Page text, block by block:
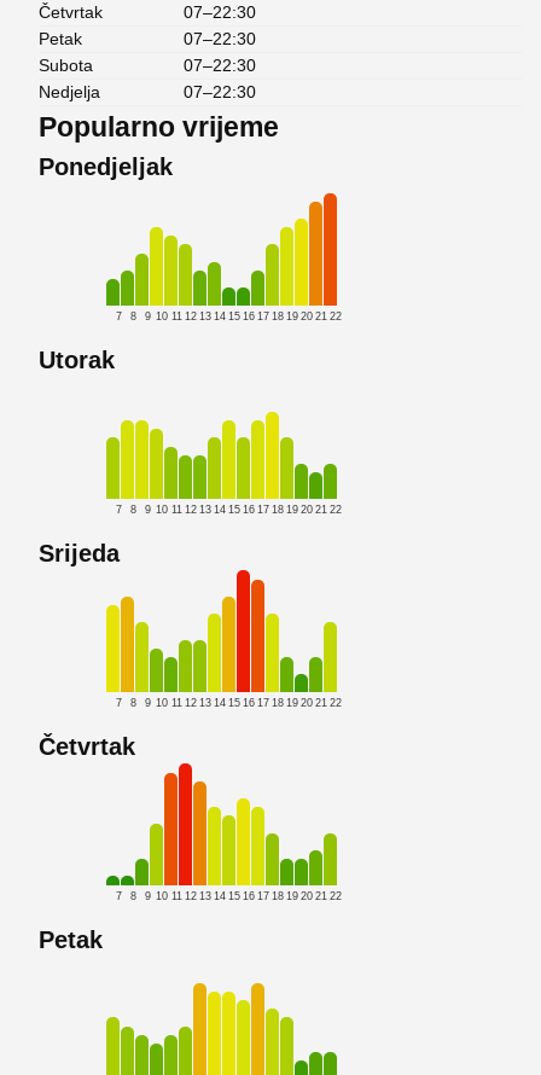
Četvrtak
07–22:30
Petak
07–22:30
Subota
07–22:30
Nedjelja
07–22:30
Popularno vrijeme
Ponedjeljak
7 8 9 10 11 12 13 14 15 16 17 18 19 20 21 22
Utorak
7 8 9 10 11 12 13 14 15 16 17 18 19 20 21 22
Srijeda
7 8 9 10 11 12 13 14 15 16 17 18 19 20 21 22
Četvrtak
7 8 9 10 11 12 13 14 15 16 17 18 19 20 21 22
Petak